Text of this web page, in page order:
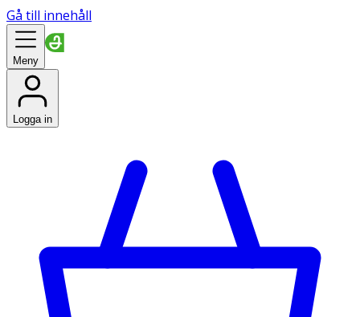
Gå till innehåll
Meny
Logga in